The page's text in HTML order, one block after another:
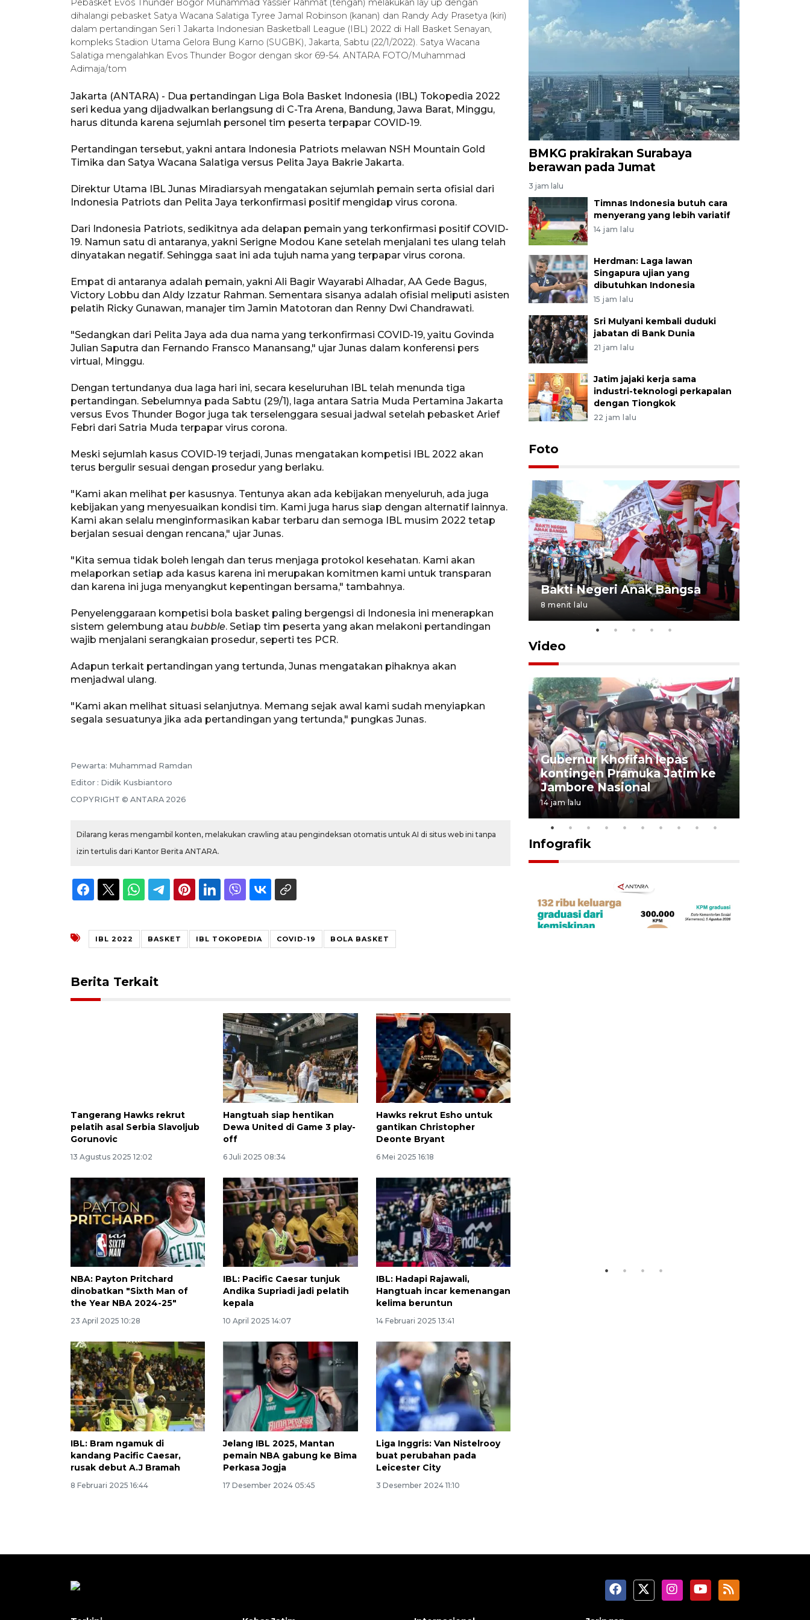
Pebasket Evos Thunder Bogor Muhammad Yassier Rahmat (tengah) melakukan lay up dengan
dihalangi pebasket Satya Wacana Salatiga Tyree Jamal Robinson (kanan) dan Randy Ady Prasetya (kiri)
dalam pertandingan Seri 1 Jakarta Indonesian Basketball League (IBL) 2022 di Hall Basket Senayan,
kompleks Stadion Utama Gelora Bung Karno (SUGBK), Jakarta, Sabtu (22/1/2022). Satya Wacana
Salatiga mengalahkan Evos Thunder Bogor dengan skor 69-54. ANTARA FOTO/Muhammad
Adimaja/tom
Jakarta (ANTARA) - Dua pertandingan Liga Bola Basket Indonesia (IBL) Tokopedia 2022
seri kedua yang dijadwalkan berlangsung di C-Tra Arena, Bandung, Jawa Barat, Minggu,
harus ditunda karena sejumlah personel tim peserta terpapar COVID-19.
Pertandingan tersebut, yakni antara Indonesia Patriots melawan NSH Mountain Gold
Timika dan Satya Wacana Salatiga versus Pelita Jaya Bakrie Jakarta.
Direktur Utama IBL Junas Miradiarsyah mengatakan sejumlah pemain serta ofisial dari
Indonesia Patriots dan Pelita Jaya terkonfirmasi positif mengidap virus corona.
Dari Indonesia Patriots, sedikitnya ada delapan pemain yang terkonfirmasi positif COVID-
19. Namun satu di antaranya, yakni Serigne Modou Kane setelah menjalani tes ulang telah
dinyatakan negatif. Sehingga saat ini ada tujuh nama yang terpapar virus corona.
Empat di antaranya adalah pemain, yakni Ali Bagir Wayarabi Alhadar, AA Gede Bagus,
Victory Lobbu dan Aldy Izzatur Rahman. Sementara sisanya adalah ofisial meliputi asisten
pelatih Ricky Gunawan, manajer tim Jamin Matotoran dan Renny Dwi Chandrawati.
"Sedangkan dari Pelita Jaya ada dua nama yang terkonfirmasi COVID-19, yaitu Govinda
Julian Saputra dan Fernando Fransco Manansang," ujar Junas dalam konferensi pers
virtual, Minggu.
Dengan tertundanya dua laga hari ini, secara keseluruhan IBL telah menunda tiga
pertandingan. Sebelumnya pada Sabtu (29/1), laga antara Satria Muda Pertamina Jakarta
versus Evos Thunder Bogor juga tak terselenggara sesuai jadwal setelah pebasket Arief
Febri dari Satria Muda terpapar virus corona.
Meski sejumlah kasus COVID-19 terjadi, Junas mengatakan kompetisi IBL 2022 akan
terus bergulir sesuai dengan prosedur yang berlaku.
"Kami akan melihat per kasusnya. Tentunya akan ada kebijakan menyeluruh, ada juga
kebijakan yang menyesuaikan kondisi tim. Kami juga harus siap dengan alternatif lainnya.
Kami akan selalu menginformasikan kabar terbaru dan semoga IBL musim 2022 tetap
berjalan sesuai dengan rencana," ujar Junas.
"Kita semua tidak boleh lengah dan terus menjaga protokol kesehatan. Kami akan
melaporkan setiap ada kasus karena ini merupakan komitmen kami untuk transparan
dan karena ini juga menyangkut kepentingan bersama," tambahnya.
Penyelenggaraan kompetisi bola basket paling bergengsi di Indonesia ini menerapkan
sistem gelembung atau bubble. Setiap tim peserta yang akan melakoni pertandingan
wajib menjalani serangkaian prosedur, seperti tes PCR.
Adapun terkait pertandingan yang tertunda, Junas mengatakan pihaknya akan
menjadwal ulang.
"Kami akan melihat situasi selanjutnya. Memang sejak awal kami sudah menyiapkan
segala sesuatunya jika ada pertandingan yang tertunda," pungkas Junas.
Pewarta: Muhammad Ramdan
Editor : Didik Kusbiantoro
COPYRIGHT © ANTARA 2026
Dilarang keras mengambil konten, melakukan crawling atau pengindeksan otomatis untuk AI di situs web ini tanpa
izin tertulis dari Kantor Berita ANTARA.
IBL 2022 BASKET IBL TOKOPEDIA COVID-19 BOLA BASKET
Berita Terkait
Tangerang Hawks rekrut
pelatih asal Serbia Slavoljub
Gorunovic
13 Agustus 2025 12:02
Hangtuah siap hentikan
Dewa United di Game 3 play-
off
6 Juli 2025 08:34
Hawks rekrut Esho untuk
gantikan Christopher
Deonte Bryant
6 Mei 2025 16:18
NBA: Payton Pritchard
dinobatkan "Sixth Man of
the Year NBA 2024-25"
23 April 2025 10:28
IBL: Pacific Caesar tunjuk
Andika Supriadi jadi pelatih
kepala
10 April 2025 14:07
IBL: Hadapi Rajawali,
Hangtuah incar kemenangan
kelima beruntun
14 Februari 2025 13:41
IBL: Bram ngamuk di
kandang Pacific Caesar,
rusak debut A.J Bramah
8 Februari 2025 16:44
Jelang IBL 2025, Mantan
pemain NBA gabung ke Bima
Perkasa Jogja
17 Desember 2024 05:45
Liga Inggris: Van Nistelrooy
buat perubahan pada
Leicester City
3 Desember 2024 11:10
BMKG prakirakan Surabaya
berawan pada Jumat
3 jam lalu
Timnas Indonesia butuh cara
menyerang yang lebih variatif
14 jam lalu
Herdman: Laga lawan
Singapura ujian yang
dibutuhkan Indonesia
15 jam lalu
Sri Mulyani kembali duduki
jabatan di Bank Dunia
21 jam lalu
Jatim jajaki kerja sama
industri-teknologi perkapalan
dengan Tiongkok
22 jam lalu
Foto
Gubernur Jatim sosialisasikan
pembebasan pajak kendaraan
Bakti Negeri Anak Bangsa
8 menit lalu
Video
Gubernur Khofifah lepas
kontingen Pramuka Jatim ke
Jambore Nasional
14 jam lalu
Infografik
Vaksin HPV untuk siswa laki-
laki
2026-08-06 06:30:00